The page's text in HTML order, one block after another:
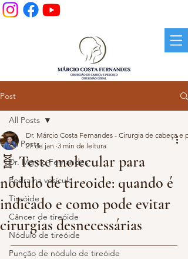
Post
All Posts
Dr. Marcio Fernandes
Pedra na vesícula
Tireóide
Câncer de tireóide
Nódulo de tireóide
Punção de nódulo de tireóide
All Posts
🧬 Teste molecular para
nódulo de tireoide: quando é
indicado e como pode evitar
cirurgias desnecessárias
Dr. Márcio Costa Fernandes - Cirurgia de cabeça e
27 de jan. 3 min de leitura